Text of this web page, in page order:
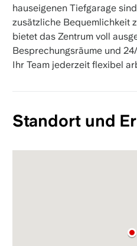
hauseigenen Tiefgarage
zusätzliche Bequemlichkeit
bietet das Zentrum voll
Besprechungsräume und
Ihr Team jederzeit flexibel
Standort und